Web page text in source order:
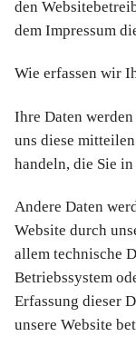
den
dem Impressum
Wie erfassen wir
Ihre Daten
uns diese
handeln, die Sie
Andere Daten
Website durch
allem technische
Betriebssystem
Erfassung dieser
unsere Website